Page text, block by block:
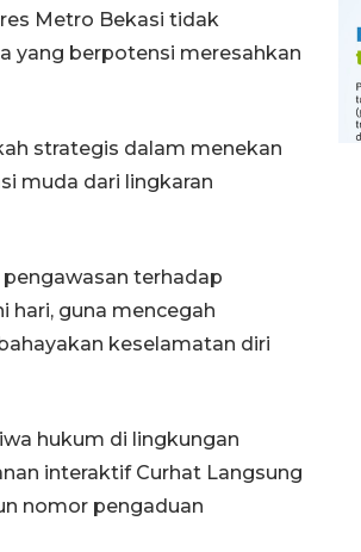
Metro Bekasi tidak
yang berpotensi meresahkan
strategis dalam menekan
muda dari lingkaran
terhadap
hari, guna mencegah
keselamatan diri
hukum di lingkungan
interaktif Curhat Langsung
nomor pengaduan